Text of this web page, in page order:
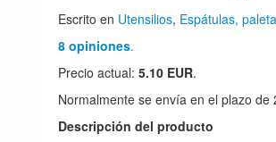
Escrito en Utensilios, Espátulas,
8 opiniones.
Precio actual: 5.10 EUR.
Normalmente se envía en el plazo de
Descripción del producto